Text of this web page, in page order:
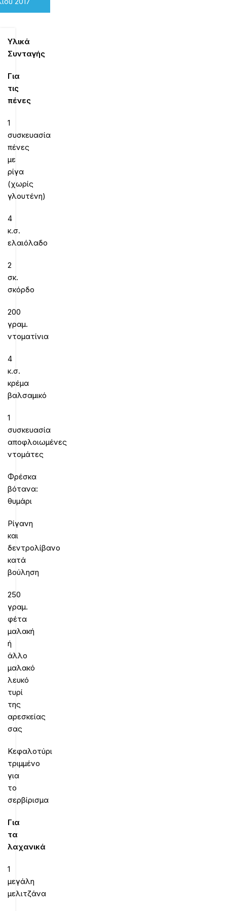
Υλικά
Συνταγής
Για
τις
πένες
1
συσκευασία
πένες
με
ρίγα
(χωρίς
γλουτένη)
4
κ.σ.
ελαιόλαδο
2
σκ.
σκόρδο
200
γραμ.
ντοματίνια
4
κ.σ.
κρέμα
βαλσαμικό
1
συσκευασία
αποφλοιωμένες
ντομάτες
Φρέσκα
βότανα:
θυμάρι
Ρίγανη
και
δεντρολίβανο
κατά
βούληση
250
γραμ.
φέτα
μαλακή
ή
άλλο
μαλακό
λευκό
τυρί
της
αρεσκείας
σας
Κεφαλοτύρι
τριμμένο
για
το
σερβίρισμα
Για
τα
λαχανικά
1
μεγάλη
μελιτζάνα